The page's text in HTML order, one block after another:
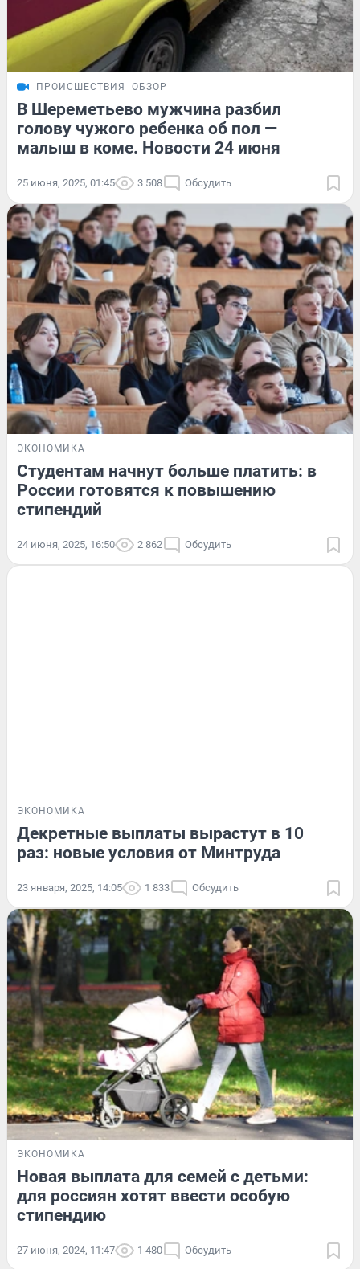
ПРОИСШЕСТВИЯ ОБЗОР
В Шереметьево мужчина разбил
голову чужого ребенка об пол —
малыш в коме. Новости 24 июня
25 июня, 2025, 01:45 3 508 Обсудить
ЭКОНОМИКА
Студентам начнут больше платить: в
России готовятся к повышению
стипендий
24 июня, 2025, 16:50 2 862 Обсудить
ЭКОНОМИКА
Декретные выплаты вырастут в 10
раз: новые условия от Минтруда
23 января, 2025, 14:05 1 833 Обсудить
ЭКОНОМИКА
Новая выплата для семей с детьми:
для россиян хотят ввести особую
стипендию
27 июня, 2024, 11:47 1 480 Обсудить